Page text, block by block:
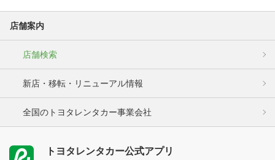
店舗案内
店舗検索
新店・移転・リニューアル情報
全国のトヨタレンタカー事業会社
トヨタレンタカー公式アプリ